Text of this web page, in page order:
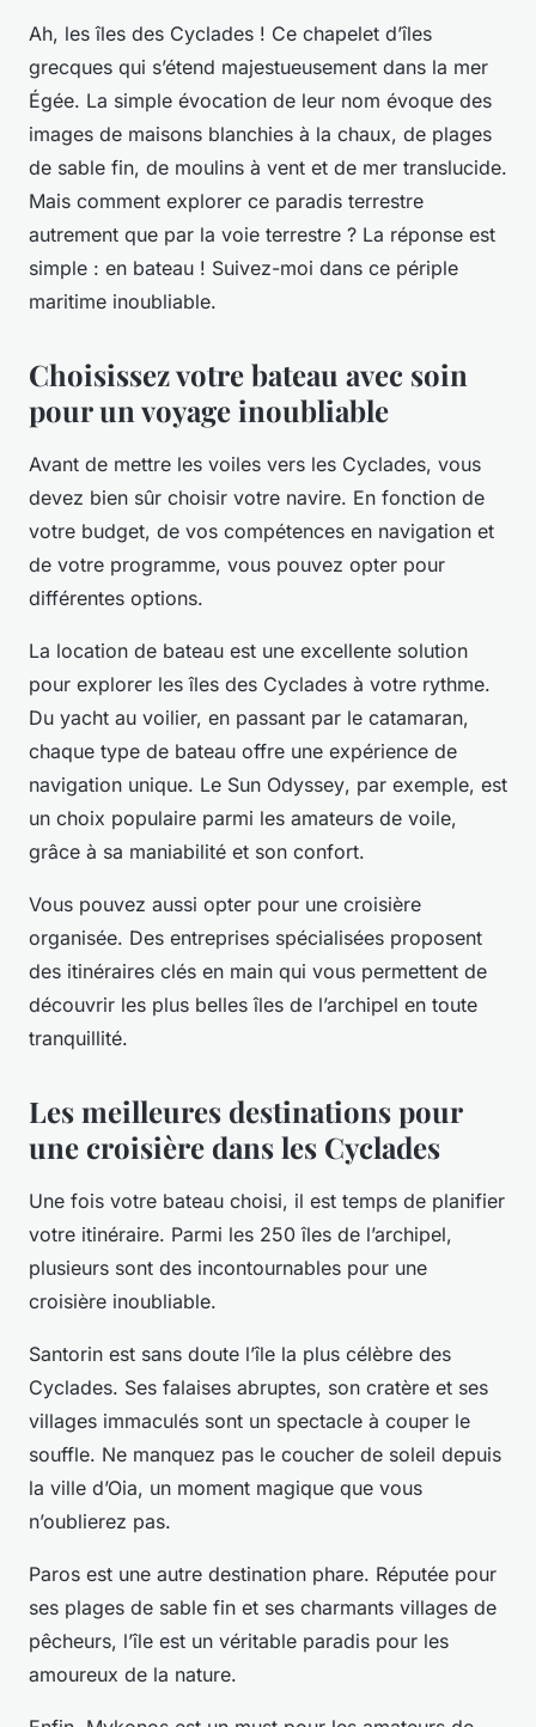
Ah, les îles des Cyclades ! Ce chapelet d’îles
grecques qui s’étend majestueusement dans la mer
Égée. La simple évocation de leur nom évoque des
images de maisons blanchies à la chaux, de plages
de sable fin, de moulins à vent et de mer translucide.
Mais comment explorer ce paradis terrestre
autrement que par la voie terrestre ? La réponse est
simple : en bateau ! Suivez-moi dans ce périple
maritime inoubliable.
Choisissez votre bateau avec soin
pour un voyage inoubliable
Avant de mettre les voiles vers les Cyclades, vous
devez bien sûr choisir votre navire. En fonction de
votre budget, de vos compétences en navigation et
de votre programme, vous pouvez opter pour
différentes options.
La location de bateau est une excellente solution
pour explorer les îles des Cyclades à votre rythme.
Du yacht au voilier, en passant par le catamaran,
chaque type de bateau offre une expérience de
navigation unique. Le Sun Odyssey, par exemple, est
un choix populaire parmi les amateurs de voile,
grâce à sa maniabilité et son confort.
Vous pouvez aussi opter pour une croisière
organisée. Des entreprises spécialisées proposent
des itinéraires clés en main qui vous permettent de
découvrir les plus belles îles de l’archipel en toute
tranquillité.
Les meilleures destinations pour
une croisière dans les Cyclades
Une fois votre bateau choisi, il est temps de planifier
votre itinéraire. Parmi les 250 îles de l’archipel,
plusieurs sont des incontournables pour une
croisière inoubliable.
Santorin est sans doute l’île la plus célèbre des
Cyclades. Ses falaises abruptes, son cratère et ses
villages immaculés sont un spectacle à couper le
souffle. Ne manquez pas le coucher de soleil depuis
la ville d’Oia, un moment magique que vous
n’oublierez pas.
Paros est une autre destination phare. Réputée pour
ses plages de sable fin et ses charmants villages de
pêcheurs, l’île est un véritable paradis pour les
amoureux de la nature.